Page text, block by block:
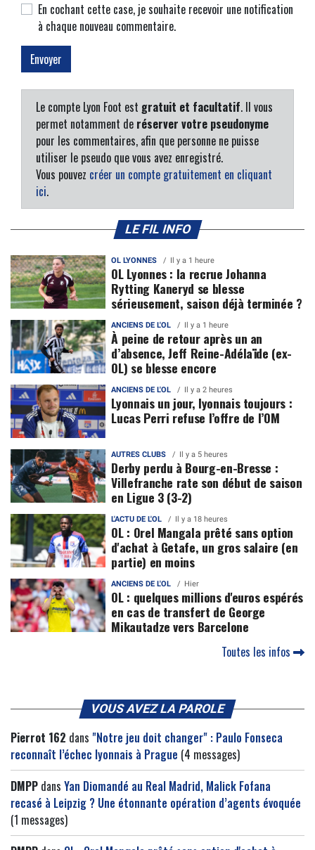
En cochant cette case, je souhaite recevoir une notification
à chaque nouveau commentaire.
Le compte Lyon Foot est gratuit et facultatif. Il vous
permet notamment de réserver votre pseudonyme
pour les commentaires, afin que personne ne puisse
utiliser le pseudo que vous avez enregistré.
Vous pouvez créer un compte gratuitement en cliquant
ici.
LE FIL INFO
OL LYONNES Il y a 1 heure
OL Lyonnes : la recrue Johanna
Rytting Kaneryd se blesse
sérieusement, saison déjà terminée ?
ANCIENS DE L'OL Il y a 1 heure
À peine de retour après un an
d’absence, Jeff Reine-Adélaïde (ex-
OL) se blesse encore
ANCIENS DE L'OL Il y a 2 heures
Lyonnais un jour, lyonnais toujours :
Lucas Perri refuse l’offre de l’OM
AUTRES CLUBS Il y a 5 heures
Derby perdu à Bourg-en-Bresse :
Villefranche rate son début de saison
en Ligue 3 (3-2)
L'ACTU DE L'OL Il y a 18 heures
OL : Orel Mangala prêté sans option
d'achat à Getafe, un gros salaire (en
partie) en moins
ANCIENS DE L'OL Hier
OL : quelques millions d'euros espérés
en cas de transfert de George
Mikautadze vers Barcelone
Toutes les infos
VOUS AVEZ LA PAROLE
Pierrot 162 dans "Notre jeu doit changer" : Paulo Fonseca
reconnaît l’échec lyonnais à Prague (4 messages)
DMPP dans Yan Diomandé au Real Madrid, Malick Fofana
recasé à Leipzig ? Une étonnante opération d’agents évoquée
(1 messages)